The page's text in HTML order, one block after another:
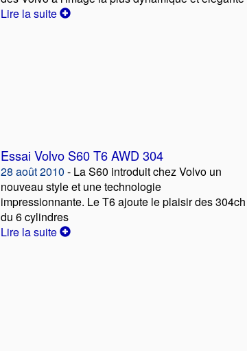
Lire la suite
Essai Volvo S60 T6 AWD 304
28 août 2010 - La S60 introduit chez Volvo un
nouveau style et une technologie
impressionnante. Le T6 ajoute le plaisir des 304ch
du 6 cylindres
Lire la suite